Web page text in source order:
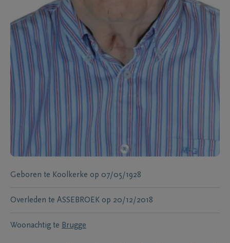
Geboren te Koolkerke op 07/05/1928
Overleden te ASSEBROEK op 20/12/2018
Woonachtig te Brugge